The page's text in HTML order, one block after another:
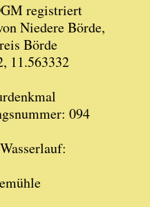
registriert
Niedere Börde,
Börde
11.563332
094